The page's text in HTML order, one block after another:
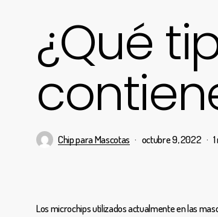
¿Qué
Chip para Mascotas octubre 9, 2022
Los microchips utilizados actualmente en las